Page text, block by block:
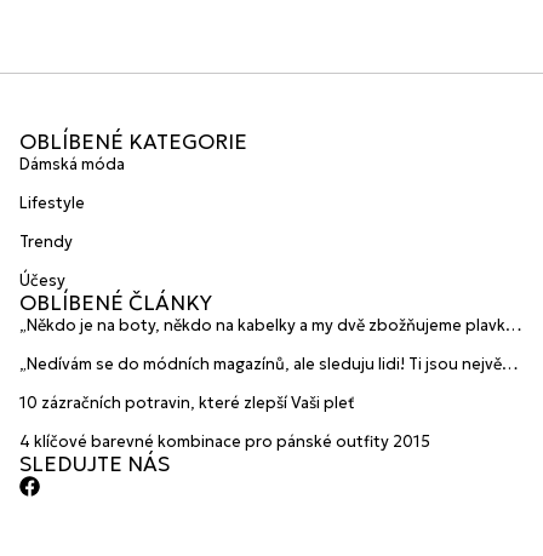
OBLÍBENÉ KATEGORIE
Dámská móda
Lifestyle
Trendy
Účesy
OBLÍBENÉ ČLÁNKY
„Někdo je na boty, někdo na kabelky a my dvě zbožňujeme plavky“
HANAJANA Swimwear
„Nedívám se do módních magazínů, ale sleduju lidi! Ti jsou největší
10 zázračních potravin, které zlepší Vaši pleť
4 klíčové barevné kombinace pro pánské outfity 2015
SLEDUJTE NÁS